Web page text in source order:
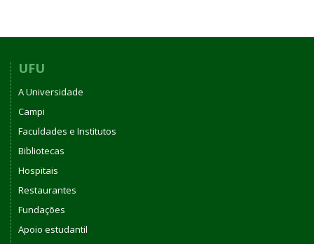
UFU
A Universidade
Campi
Faculdades e Institutos
Bibliotecas
Hospitais
Restaurantes
Fundações
Apoio estudantil